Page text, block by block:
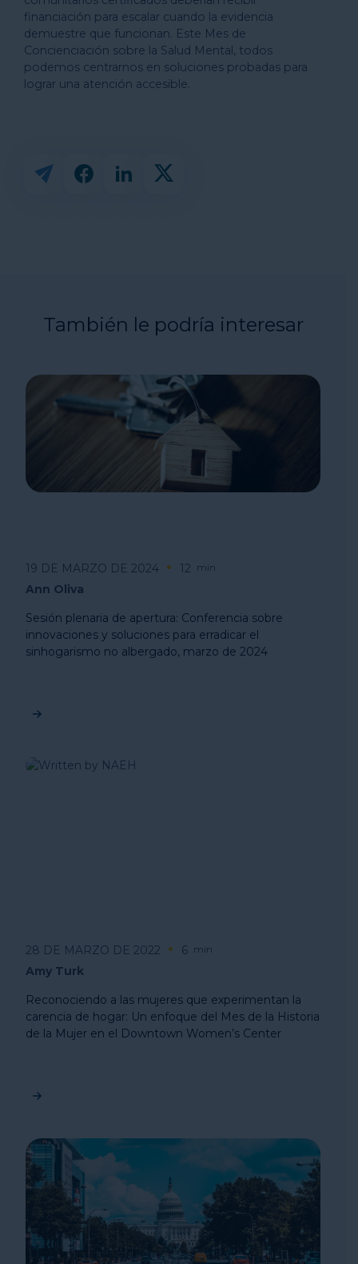
financiación para escalar cuando la evidencia
demuestre que funcionan. Este Mes de
Concienciación sobre la Salud Mental, todos
podemos centrarnos en soluciones probadas para
lograr una atención accesible.
También le podría interesar
19 DE MARZO DE 2024 12 min
Ann Oliva
Sesión plenaria de apertura: Conferencia sobre
innovaciones y soluciones para erradicar el
sinhogarismo no albergado, marzo de 2024
28 DE MARZO DE 2022 6 min
Amy Turk
Reconociendo a las mujeres que experimentan la
carencia de hogar: Un enfoque del Mes de la Historia
de la Mujer en el Downtown Women’s Center